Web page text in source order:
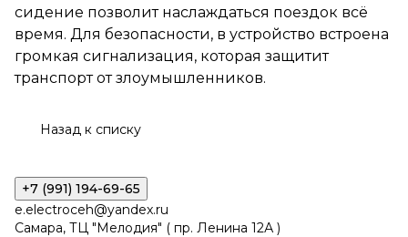
устройства. Мягкое,
анатомически удобное
сидение позволит
время. Для безопасности, в
защитит транспорт от
сидение позволит наслаждаться поездок всё
время. Для безопасности, в устройство встроена
громкая сигнализация, которая защитит
транспорт от злоумышленников.
Назад к списку
+7 (991) 194-69-65
e.electroceh@yandex.ru
Самара, ТЦ "Мелодия" ( пр. Ленина 12А )